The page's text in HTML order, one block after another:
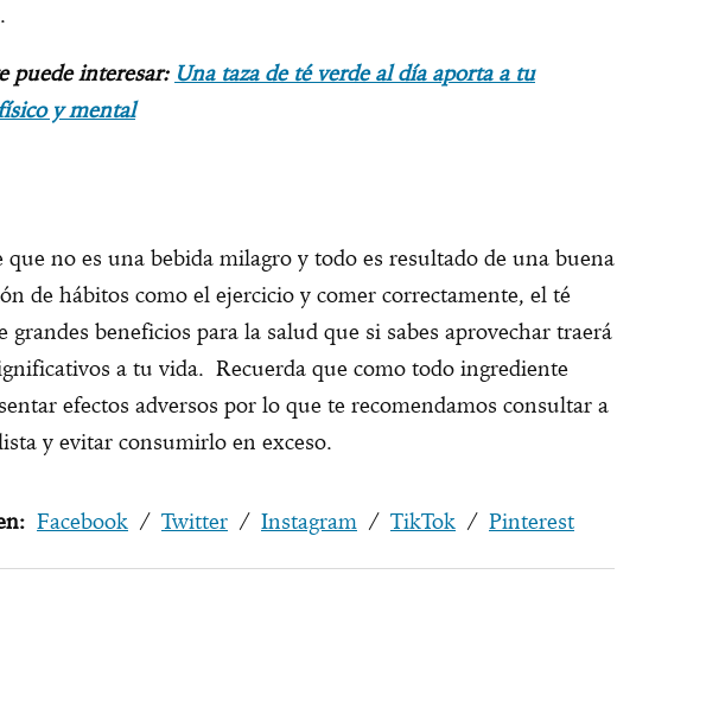
puede interesar: Una taza de té verde al día aporta a tu
y mental
que no es una bebida milagro y todo es resultado de una buena
de hábitos como el ejercicio y comer correctamente, el té
grandes beneficios para la salud que si sabes aprovechar traerá
a tu vida. Recuerda que como todo ingrediente
efectos adversos por lo que te recomendamos consultar a
y evitar consumirlo en exceso.
Facebook / Twitter / Instagram / TikTok / Pinterest